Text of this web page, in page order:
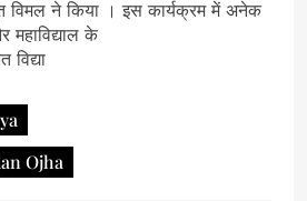
विमल ने किया । इस कार्यक्रम में अनेक
महाविद्याल के
Ojha